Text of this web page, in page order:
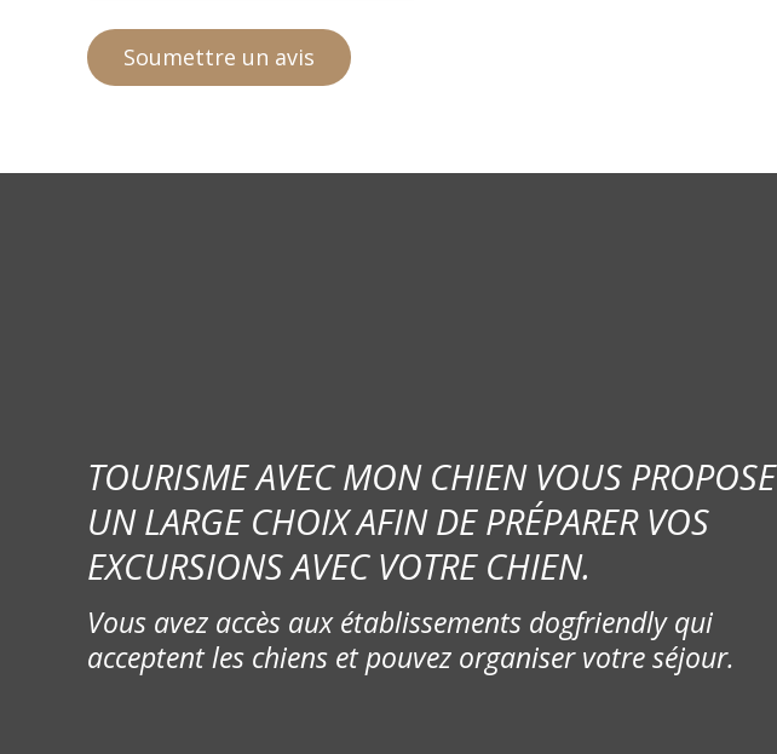
TOURISME AVEC MON CHIEN VOUS PROPOSE
UN LARGE CHOIX AFIN DE PRÉPARER VOS
EXCURSIONS AVEC VOTRE CHIEN.
Vous avez accès aux établissements dogfriendly qui
acceptent les chiens et pouvez organiser votre séjour.